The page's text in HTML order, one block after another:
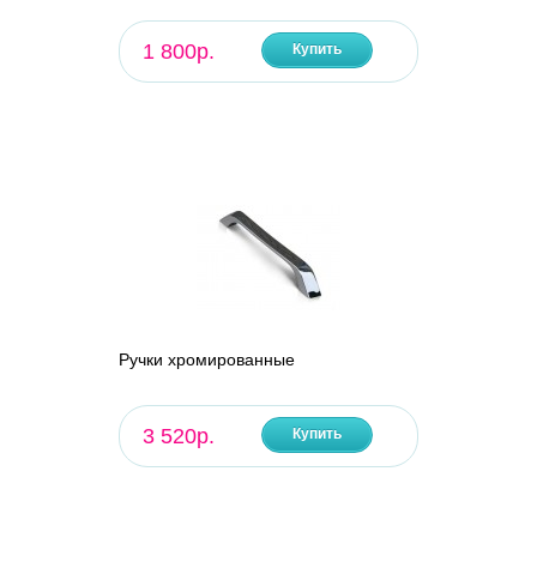
1 800р. Купить
Ручки хромированные
3 520р. Купить